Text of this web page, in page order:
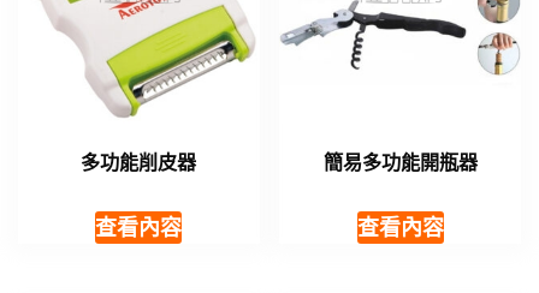
多功能削皮器
查看內容
簡易多功能開瓶器
查看內容